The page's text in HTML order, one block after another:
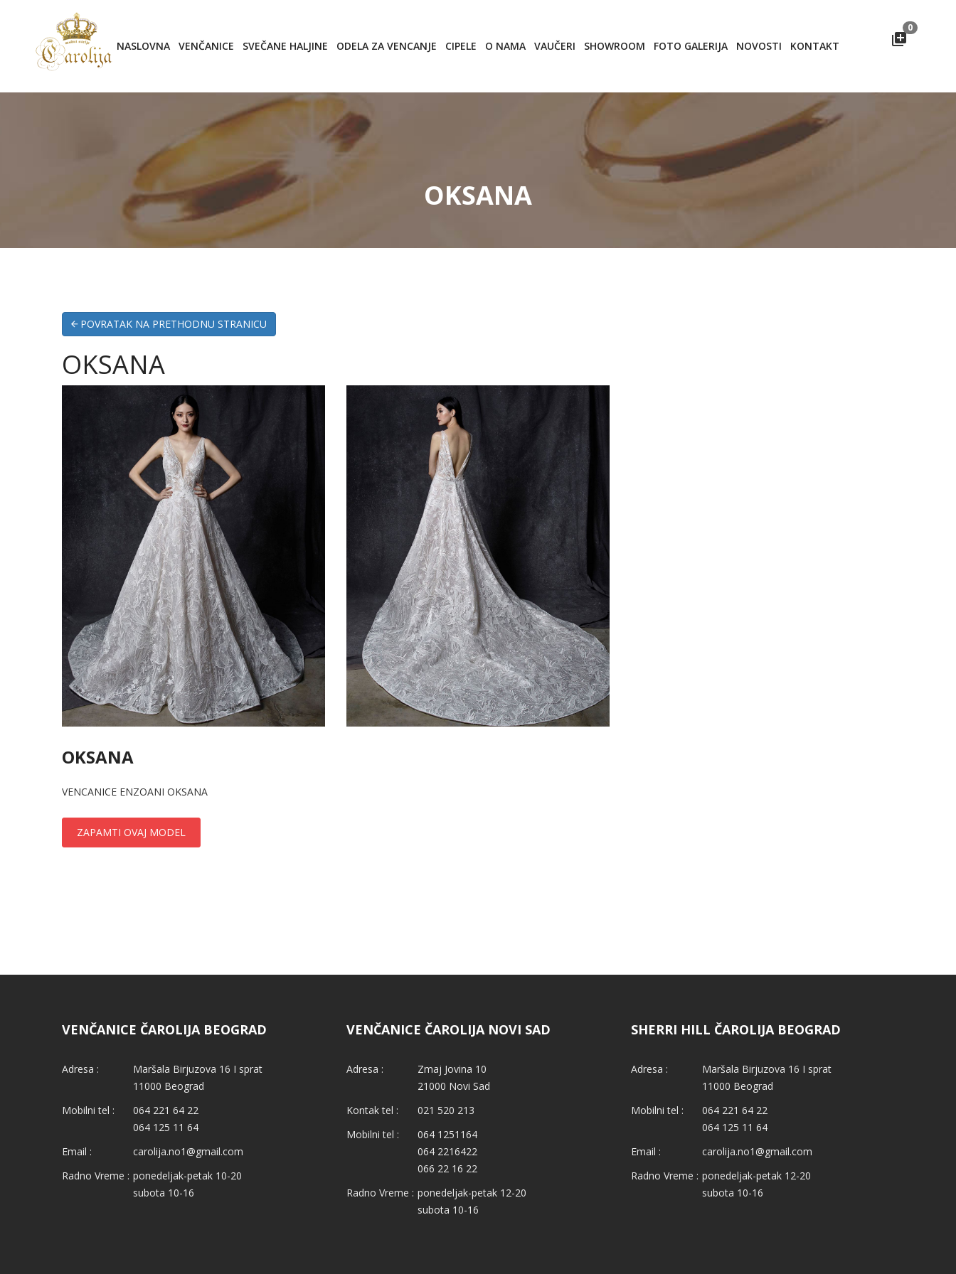
NASLOVNA VENČANICE SVEČANE HALJINE ODELA ZA VENCANJE CIPELE O NAMA VAUČERI SHOWROOM FOTO GALERIJA NOVOSTI KONTAKT
0
OKSANA
POVRATAK NA PRETHODNU STRANICU
OKSANA
OKSANA
VENCANICE ENZOANI OKSANA
ZAPAMTI OVAJ MODEL
VENČANICE ČAROLIJA BEOGRAD
Adresa :
Maršala Birjuzova 16 I sprat
11000 Beograd
Mobilni tel :
064 221 64 22
064 125 11 64
Email :
carolija.no1@gmail.com
Radno Vreme : ponedeljak-petak 10-20
subota 10-16
VENČANICE ČAROLIJA NOVI SAD
Adresa :
Zmaj Jovina 10
21000 Novi Sad
Kontak tel :
021 520 213
Mobilni tel :
064 1251164
064 2216422
066 22 16 22
Radno Vreme : ponedeljak-petak 12-20
subota 10-16
SHERRI HILL ČAROLIJA BEOGRAD
Adresa :
Maršala Birjuzova 16 I sprat
11000 Beograd
Mobilni tel :
064 221 64 22
064 125 11 64
Email :
carolija.no1@gmail.com
Radno Vreme : ponedeljak-petak 12-20
subota 10-16